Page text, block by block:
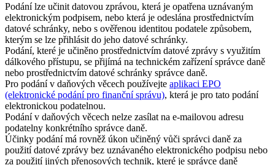
Podání lze učinit datovou zprávou, která je opatřena uznávaným
elektronickým podpisem, nebo která je odeslána prostřednictvím
datové schránky, nebo s ověřenou identitou podatele způsobem,
kterým se lze přihlásit do jeho datové schránky.
Podání, které je učiněno prostřednictvím datové zprávy s využitím
dálkového přístupu, se přijímá na technickém zařízení správce daně
nebo prostřednictvím datové schránky správce daně.
Pro podání v daňových věcech používejte aplikaci EPO
(elektronické podání pro finanční správu), která je pro tato podání
elektronickou podatelnou.
Podání v daňových věcech nelze zasílat na e-mailovou adresu
podatelny konkrétního správce daně.
Účinky podání má rovněž úkon učiněný vůči správci daně za
použití datové zprávy bez uznávaného elektronického podpisu nebo
za použití jiných přenosových technik, které je správce daně